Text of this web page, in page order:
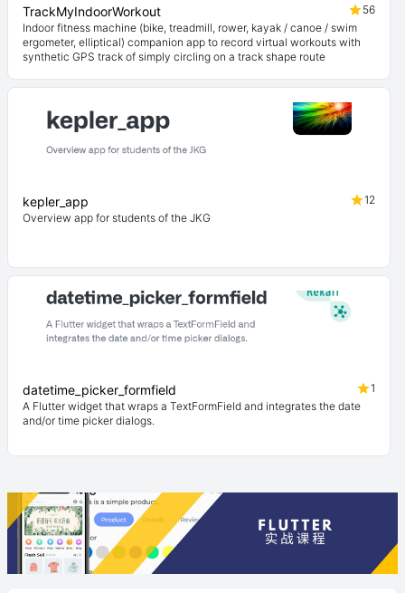
TrackMyIndoorWorkout
56
Indoor fitness machine (bike, treadmill, rower, kayak / canoe / swim
ergometer, elliptical) companion app to record virtual workouts with
synthetic GPS track of simply circling on a track shape route
kepler_app
12
Overview app for students of the JKG
datetime_picker_formfield
1
A Flutter widget that wraps a TextFormField and integrates the date
and/or time picker dialogs.